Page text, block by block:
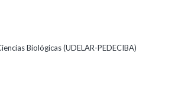
Biológicas (UDELAR-PEDECIBA)